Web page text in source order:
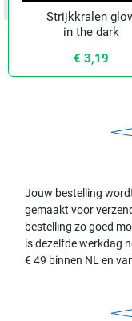
Strijkkralen
in the dark
€ 3,19
Jouw bestelling
gemaakt voor
bestelling zo goed
is dezelfde werkdag
€ 49 binnen NL en